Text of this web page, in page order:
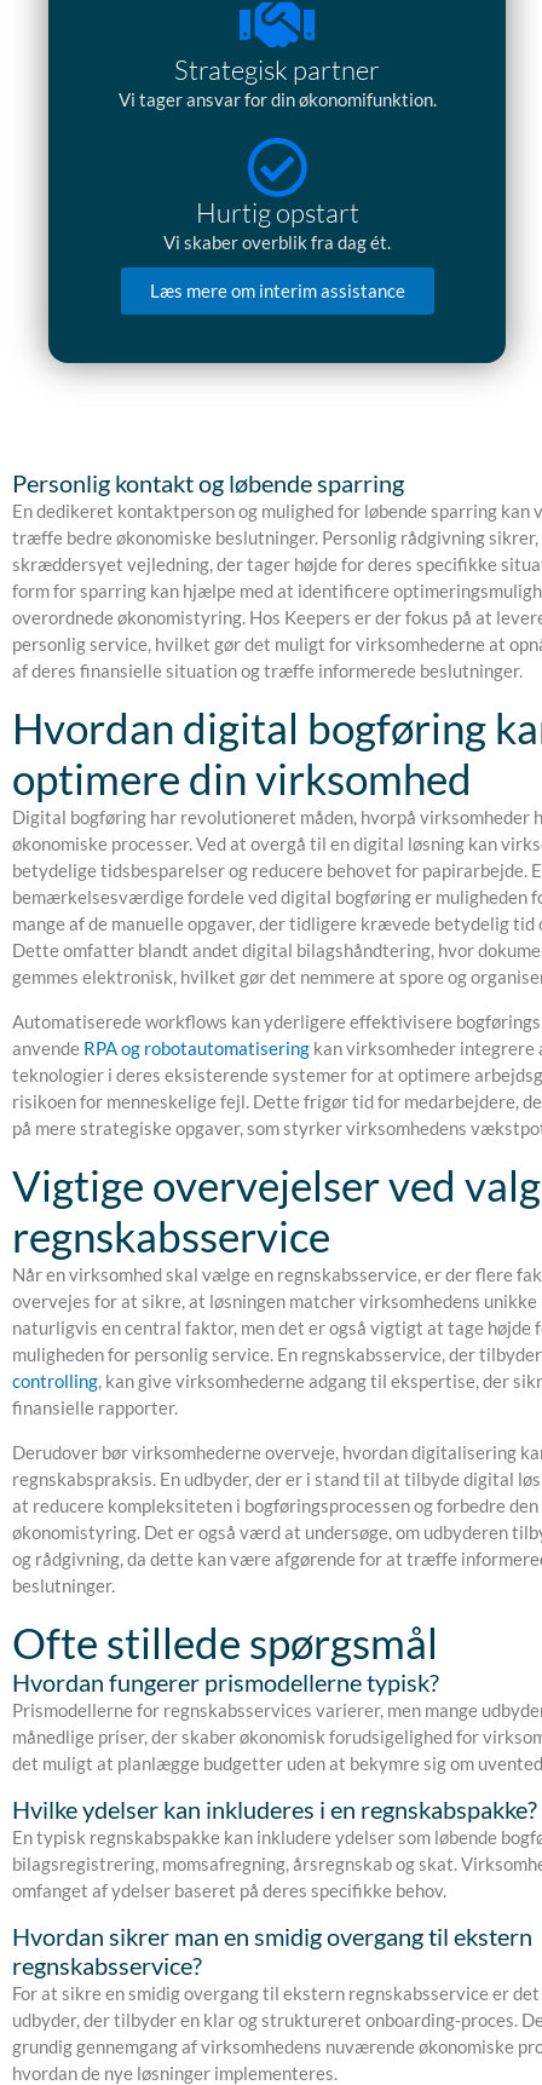
Strategisk partner
Vi tager ansvar for din økonomifunktion.
Hurtig opstart
Vi skaber overblik fra dag ét.
Læs mere om interim assistance
Personlig kontakt og løbende sparring
En dedikeret kontaktperson og mulighed for løbende sparring kan
træffe bedre økonomiske beslutninger. Personlig rådgivning
skræddersyet vejledning, der tager højde for deres specifikke
form for sparring kan hjælpe med at identificere
overordnede økonomistyring. Hos Keepers er der fokus på at
personlig service, hvilket gør det muligt for virksomhederne at
af deres finansielle situation og træffe informerede beslutninger.
Hvordan digital bogføring
optimere din virksomhed
Digital bogføring har revolutioneret måden, hvorpå virksomheder
økonomiske processer. Ved at overgå til en digital løsning kan
betydelige tidsbesparelser og reducere behovet for papirarbejde.
bemærkelsesværdige fordele ved digital bogføring er muligheden
mange af de manuelle opgaver, der tidligere krævede betydelig tid
Dette omfatter blandt andet digital bilagshåndtering, hvor
gemmes elektronisk, hvilket gør det nemmere at spore og
Automatiserede workflows kan yderligere effektivisere
anvende RPA og robotautomatisering kan virksomheder integrere
teknologier i deres eksisterende systemer for at optimere
risikoen for menneskelige fejl. Dette frigør tid for medarbejdere,
på mere strategiske opgaver, som styrker virksomhedens
Vigtige overvejelser ved
regnskabsservice
Når en virksomhed skal vælge en regnskabsservice, er der flere
overvejes for at sikre, at løsningen matcher virksomhedens unikke
naturligvis en central faktor, men det er også vigtigt at tage
muligheden for personlig service. En regnskabsservice, der
controlling , kan give virksomhederne adgang til ekspertise, der
finansielle rapporter.
Derudover bør virksomhederne overveje, hvordan digitalisering
regnskabspraksis. En udbyder, der er i stand til at tilbyde digital
at reducere kompleksiteten i bogføringsprocessen og forbedre
økonomistyring. Det er også værd at undersøge, om udbyderen
og rådgivning, da dette kan være afgørende for at træffe
beslutninger.
Ofte stillede spørgsmål
Hvordan fungerer prismodellerne typisk?
Prismodellerne for regnskabsservices varierer, men mange
månedlige priser, der skaber økonomisk forudsigelighed for
det muligt at planlægge budgetter uden at bekymre sig om
Hvilke ydelser kan inkluderes i en regnskabspakke?
En typisk regnskabspakke kan inkludere ydelser som løbende
bilagsregistrering, momsafregning, årsregnskab og skat.
omfanget af ydelser baseret på deres specifikke behov.
Hvordan sikrer man en smidig overgang til ekstern
regnskabsservice?
For at sikre en smidig overgang til ekstern regnskabsservice er
udbyder, der tilbyder en klar og struktureret onboarding-proces.
grundig gennemgang af virksomhedens nuværende økonomiske
hvordan de nye løsninger implementeres.